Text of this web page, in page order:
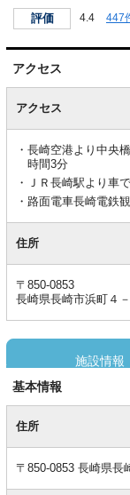
評価 4.4 447
アクセス
ア
アクセス
長崎空港より中央
時間3分
ＪＲ長崎駅より車
路面電車長崎電鉄
住所
〒850-0853
長崎県長崎市浜町４－
施設情報
基本情報
基
本住所
〒850-0853 長崎県長